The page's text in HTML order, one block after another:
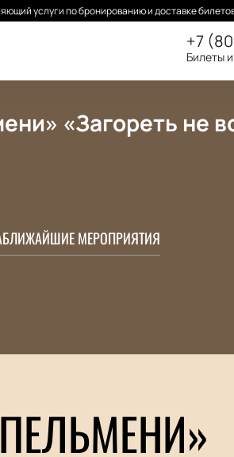
услуги по бронированию и доставке
+7
Билеты
«Загореть не
БЛИЖАЙШИЕ МЕРОПРИЯТИЯ